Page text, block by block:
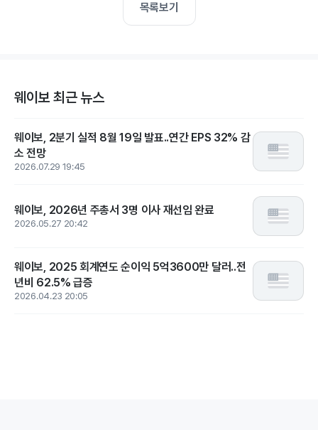
목록보기
웨이보 최근 뉴스
웨이보, 2분기 실적 8월 19일 발표..연간 EPS 32% 감
소 전망
2026.07.29 19:45
웨이보, 2026년 주총서 3명 이사 재선임 완료
2026.05.27 20:42
웨이보, 2025 회계연도 순이익 5억3600만 달러..전
년비 62.5% 급증
2026.04.23 20:05